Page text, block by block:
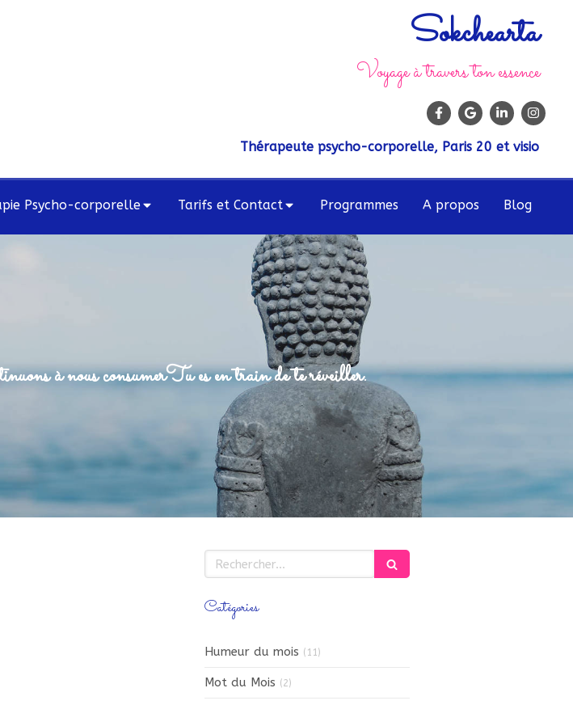
Sokchearta
Voyage à travers ton essence
Thérapeute psycho-corporelle, Paris 20 et visio
Psycho-corporelle Tarifs et Contact Programmes A propos Blog
à nous consumerTu es en train de te réveiller.
Rechercher
Catégories
Humeur du mois (11)
Mot du Mois (2)